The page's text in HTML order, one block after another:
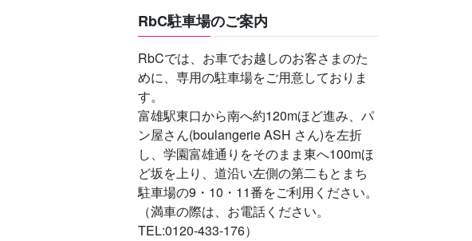
RbC駐車場のご案内
RbCでは、お車でお越しのお客さまのた
めに、専用の駐車場をご用意しておりま
す。
富雄駅東口から南へ約120mほど進み、パ
ン屋さん(boulangerie ASH さん)を左折
し、学園富雄通りをそのまま東へ100mほ
ど坂を上り、道沿い左側の第二もとまち
駐車場の9・10・11番をご利用ください。
（満車の際は、お電話ください。
TEL:0120-433-176）